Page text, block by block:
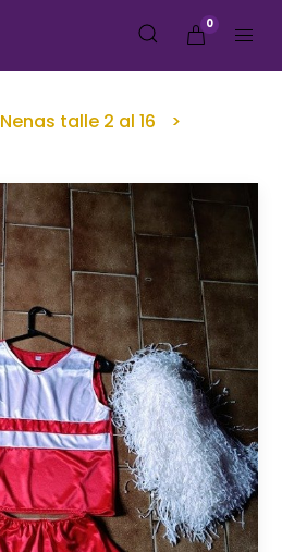
0
Nenas talle 2 al 16